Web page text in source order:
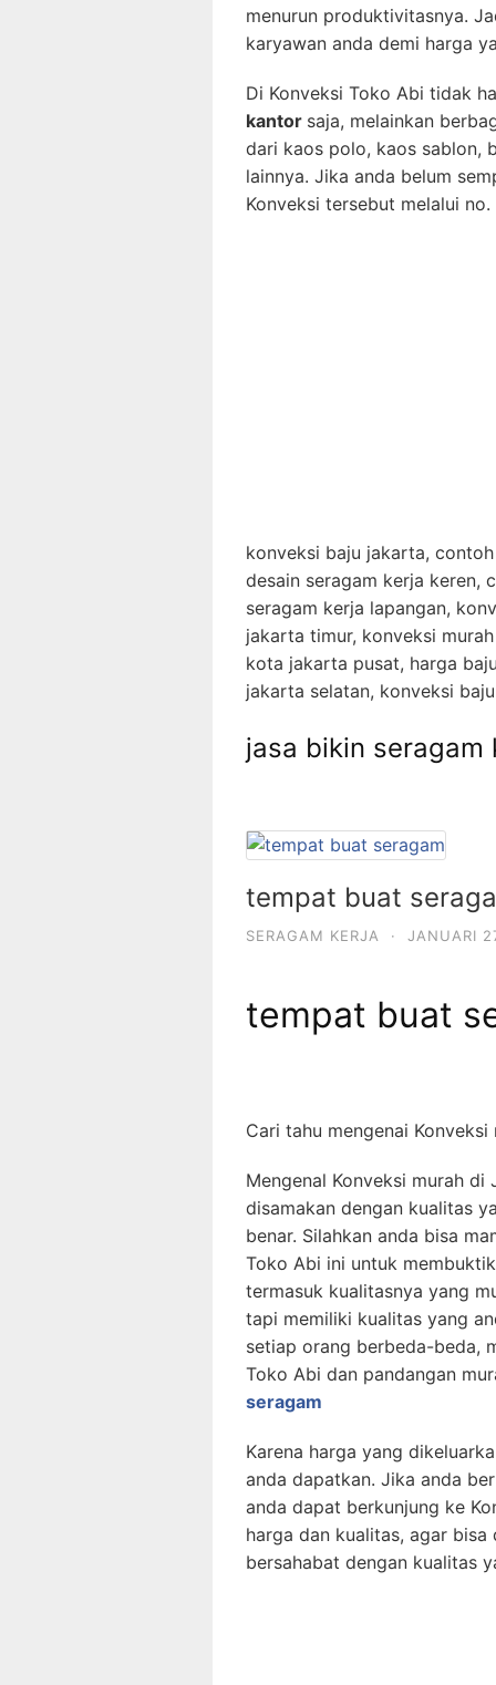
menurun produktivitasnya.
karyawan anda demi harga
Di Konveksi Toko Abi tidak
kantor saja, melainkan
dari kaos polo, kaos sablon,
lainnya. Jika anda belum
Konveksi tersebut melalui
konveksi baju jakarta,
desain seragam kerja keren,
seragam kerja lapangan,
jakarta timur, konveksi
kota jakarta pusat, harga
jakarta selatan, konveksi
jasa bikin seragam
tempat buat
SERAGAM KERJA · JANUARI
tempat buat
Cari tahu mengenai
Mengenal Konveksi murah
disamakan dengan kualitas
benar. Silahkan anda bisa
Toko Abi ini untuk
termasuk kualitasnya yang
tapi memiliki kualitas yang
setiap orang berbeda-beda,
Toko Abi dan pandangan
seragam
Karena harga yang
anda dapatkan. Jika anda
anda dapat berkunjung ke
harga dan kualitas, agar
bersahabat dengan kualitas